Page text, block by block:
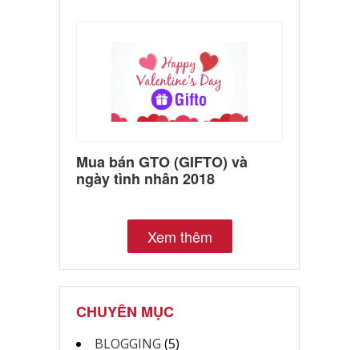
Mua bán GTO (GIFTO) và
ngày tình nhân 2018
Xem thêm
CHUYÊN MỤC
BLOGGING (5)